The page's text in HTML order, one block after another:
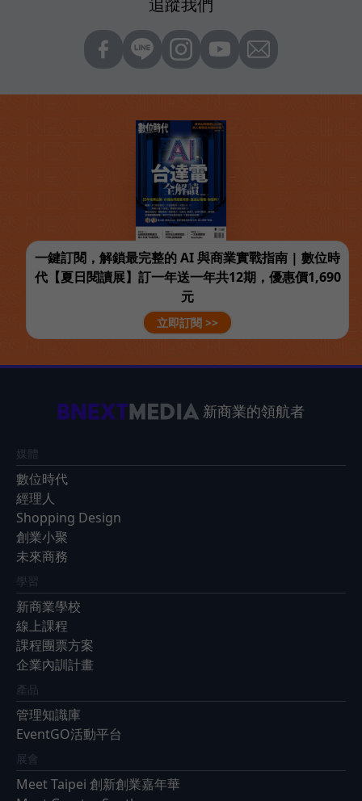
一鍵訂閱，解鎖最完整的 AI 與商業實戰指南 | 數位時
代【夏日閱讀展】訂一年送一年共12期，優惠價1,690
元
立即訂閱 >>
新商業的領航者
媒體
數位時代
經理人
Shopping Design
創業小聚
未來商務
學習
新商業學校
線上課程
課程團票方案
企業內訓計畫
產品
管理知識庫
EventGO活動平台
展會
Meet Taipei 創新創業嘉年華